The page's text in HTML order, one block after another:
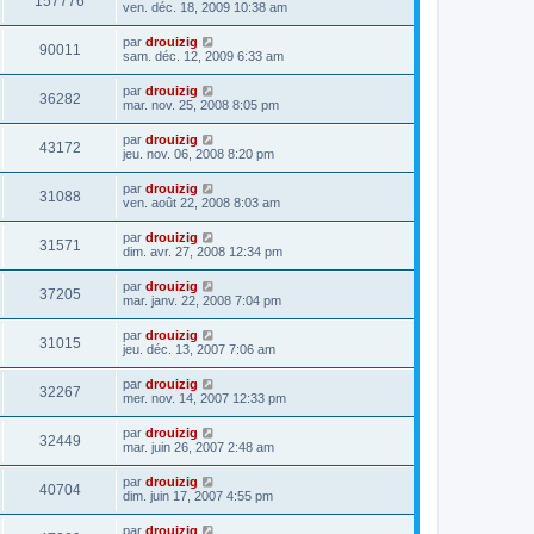
ven. déc. 18, 2009 10:38 am
90011 par drouizig
sam. déc. 12, 2009 6:33 am
36282 par drouizig
mar. nov. 25, 2008 8:05 pm
43172 par drouizig
jeu. nov. 06, 2008 8:20 pm
31088 par drouizig
ven. août 22, 2008 8:03 am
31571 par drouizig
dim. avr. 27, 2008 12:34 pm
37205 par drouizig
mar. janv. 22, 2008 7:04 pm
31015 par drouizig
jeu. déc. 13, 2007 7:06 am
32267 par drouizig
mer. nov. 14, 2007 12:33 pm
32449 par drouizig
mar. juin 26, 2007 2:48 am
40704 par drouizig
dim. juin 17, 2007 4:55 pm
par drouizig